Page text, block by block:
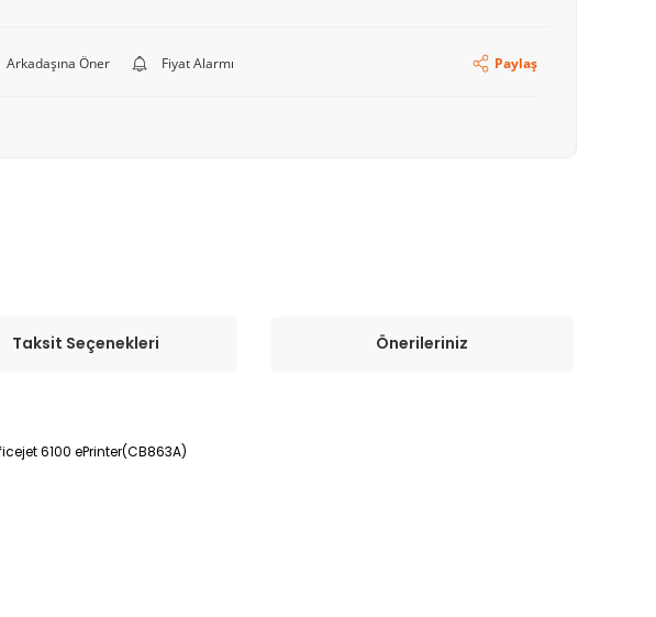
Arkadaşına Öner Fiyat Alarmı Paylaş
Taksit Seçenekleri Önerileriniz
6100 ePrinter(CB863A)